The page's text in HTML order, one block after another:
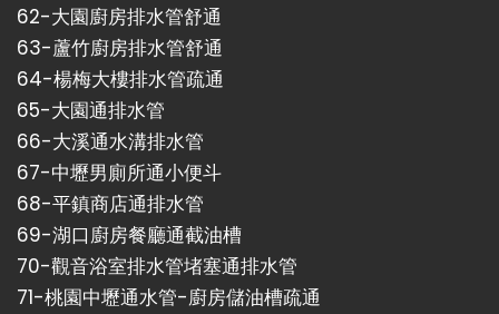
62-大園廚房排水管舒通
63-蘆竹廚房排水管舒通
64-楊梅大樓排水管疏通
65-大園通排水管
66-大溪通水溝排水管
67-中壢男廁所通小便斗
68-平鎮商店通排水管
69-湖口廚房餐廳通截油槽
70-觀音浴室排水管堵塞通排水管
71-桃園中壢通水管-廚房儲油槽疏通